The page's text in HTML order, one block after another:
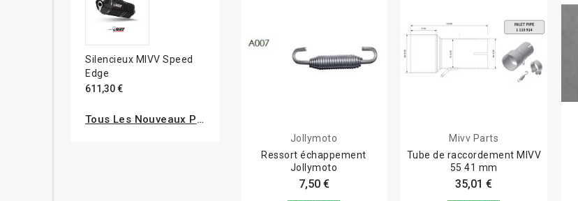
Silencieux MIVV Speed
Edge
611,30 €
Tous Les Nouveaux Produits
Jollymoto
Ressort échappement
Jollymoto
7,50 €
Mivv Parts
Tube de raccordement MIVV
55 41 mm
35,01 €